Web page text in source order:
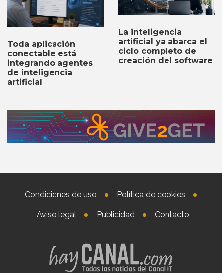
Toda aplicación
conectable está
integrando agentes
de inteligencia
artificial
La inteligencia
artificial ya abarca el
ciclo completo de
creación del software
Condiciones de uso Política de cookies
Aviso legal Publicidad Contacto